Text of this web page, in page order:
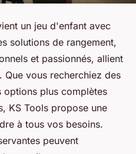
un jeu d'enfant avec
solutions de rangement,
et passionnés, allient
vous recherchiez des
options plus complètes
KS Tools propose une
à tous vos besoins.
peuvent